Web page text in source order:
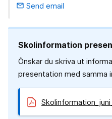
email Send email
Skolinformation
Önskar du skriva ut
presentation med samma